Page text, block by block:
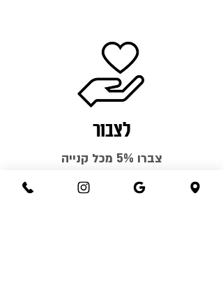
לצבור
צברו 5% מכל קנייה